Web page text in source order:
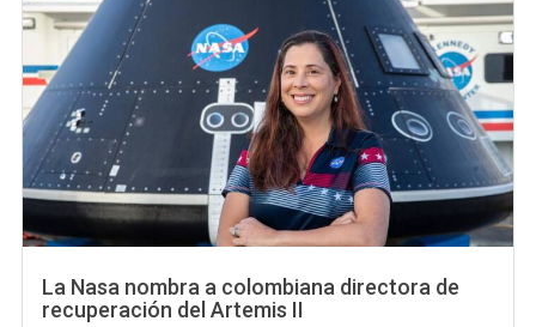
La Nasa nombra a colombiana directora de
recuperación del Artemis II